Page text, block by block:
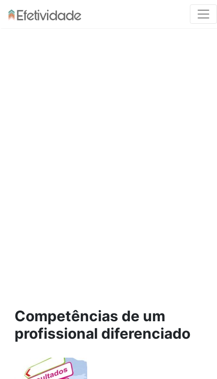
Competências de um
profissional diferenciado